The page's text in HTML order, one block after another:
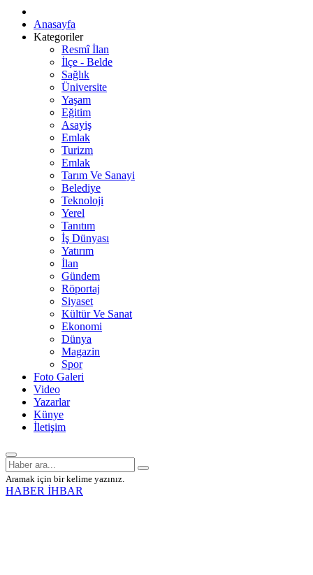
Anasayfa
Kategoriler
Resmî İlan
İlçe - Belde
Sağlık
Üniversite
Yaşam
Eğitim
Asayiş
Emlak
Turizm
Emlak
Tarım Ve Sanayi
Belediye
Teknoloji
Yerel
Tanıtım
İş Dünyası
Yatırım
İlan
Gündem
Röportaj
Siyaset
Kültür Ve Sanat
Ekonomi
Dünya
Magazin
Spor
Foto Galeri
Video
Yazarlar
Künye
İletişim
Aramak için bir kelime yazınız.
HABER İHBAR